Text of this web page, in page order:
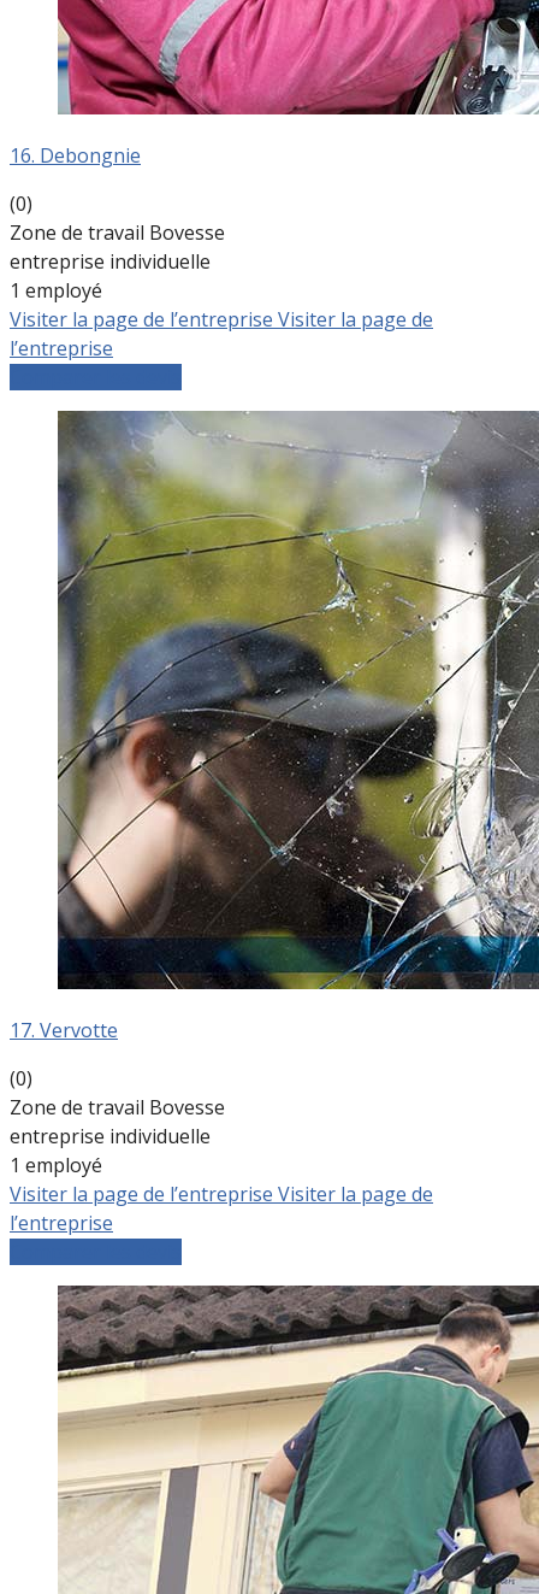
16. Debongnie
(0)
Zone de travail Bovesse
entreprise individuelle
1 employé
Visiter la page de l’entreprise Visiter la page de
l’entreprise
17. Vervotte
(0)
Zone de travail Bovesse
entreprise individuelle
1 employé
Visiter la page de l’entreprise Visiter la page de
l’entreprise